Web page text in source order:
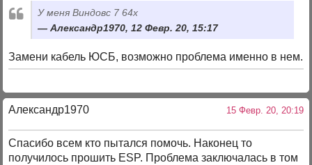
У меня Виндовс 7 64х
Александр1970, 12 Февр. 20, 15:17
Замени кабель ЮСБ, возможно проблема именно в нем.
Александр1970 15 Февр. 20, 20:19
Спасибо всем кто пытался помочь. Наконец то
получилось прошить ESP. Проблема заключалась в том